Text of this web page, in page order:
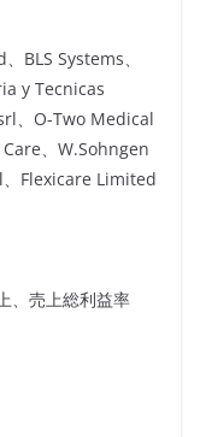
BLS Systems、
y Tecnicas
、O-Two Medical
、W.Sohngen
Flexicare Limited
、売上総利益率